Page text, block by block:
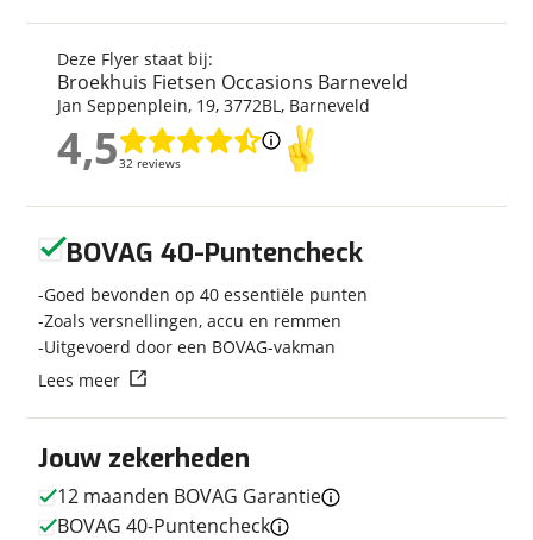
Soort fiets
Stadsfiets
Frametype
Heren
Framehoogte
57 cm
Wielmaat
28 inch
Nieuw of occasion
Occasion
Techniek
Transmissie
Naaf
Aantal versnellingen
Kleur
Grijs
Fabriekskleur
Deze Flyer staat bij:
Broekhuis Fietsen Occasions Barneveld
Jan Seppenplein, 19, 3772BL, Barneveld
4,532 reviews
4,5
Naam
viaBOVAG.nl verwerkt je persoonsgegevens om je aanvraag zo
over in onze privacyverklaring
Jouw zekerheden
12 maanden BOVAG Garantie
BOVAG 40-Puntencheck
BOVAG 40-Puntencheck
Goed bevonden op 40 essentiële punten
Zoals versnellingen, accu en remmen
Uitgevoerd door een BOVAG-vakman
Lees meer